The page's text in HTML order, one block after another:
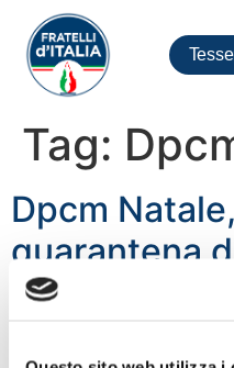
Tag:
Dpcm
quarantena
prova del